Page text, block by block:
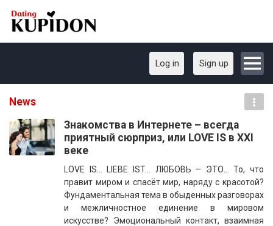
Log in Sign up
News
​Знакомства в Интернете – всегда
приятный сюрприз, или LOVE IS в XXI
веке
LOVE IS… LIEBE IST… ЛЮБОВЬ – ЭТО… То, что
правит миром и спасёт мир, наряду с красотой?
Фундаментальная тема в обыденных разговорах
и межличностное единение в мировом
искусстве? Эмоциональный контакт, взаимная